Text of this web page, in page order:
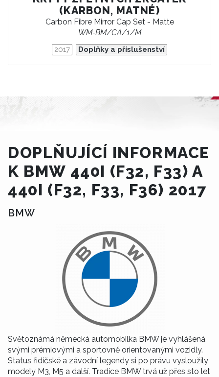
(KARBON, MATNÉ)
Carbon Fibre Mirror Cap Set - Matte
WM-BM/CA/1/M
2017 Doplňky a příslušenství
DOPLŇUJÍCÍ INFORMACE
K BMW 440I (F32, F33) A
440I (F32, F33, F36) 2017
BMW
Světoznámá německá automobilka BMW je vyhlášená
svými prémiovými a sportovně orientovanými vozidly.
Status řidičské a závodní legendy si po právu vysloužily
modely M3, M5 a další. Tradice BMW trvá už přes sto let